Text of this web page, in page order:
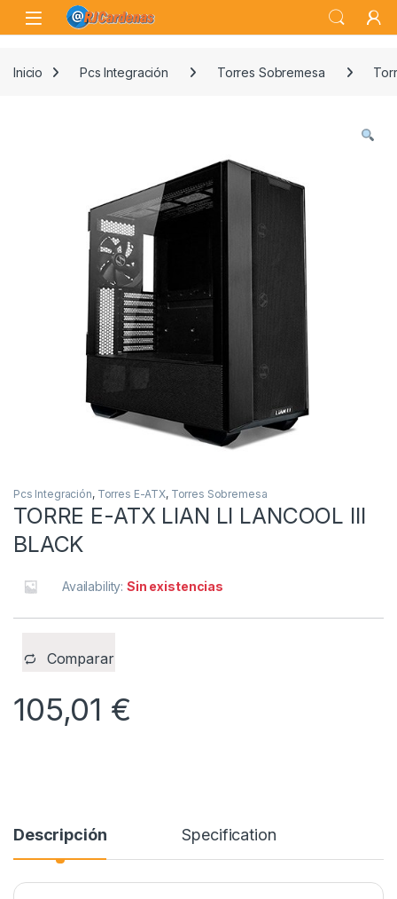
Skip to navigation
Skip to content
Open
Inicio Pcs Integración Torres Sobremesa
Pcs Integración, Torres E-ATX, Torres Sobremesa
TORRE E-ATX LIAN LI LANCOOL III
BLACK
Availability:Sin existencias
Comparar
105,01 €
Descripción Specification